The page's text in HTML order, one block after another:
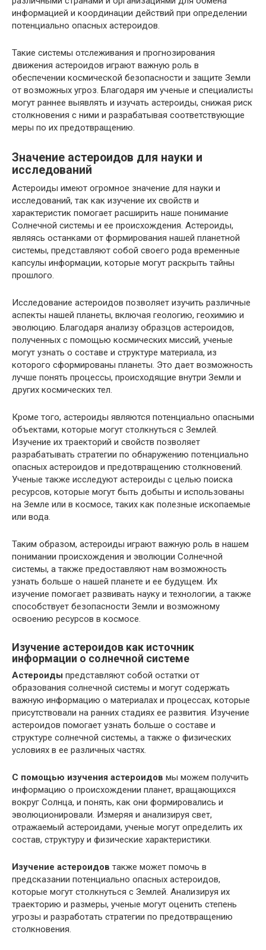
информацией и координации действий при определении
потенциально опасных астероидов.
Такие системы отслеживания и прогнозирования
движения астероидов играют важную роль в
обеспечении космической безопасности и защите Земли
от возможных угроз. Благодаря им ученые и специалисты
могут раннее выявлять и изучать астероиды, снижая риск
столкновения с ними и разрабатывая соответствующие
меры по их предотвращению.
Значение астероидов для науки и
исследований
Астероиды имеют огромное значение для науки и
исследований, так как изучение их свойств и
характеристик помогает расширить наше понимание
Солнечной системы и ее происхождения. Астероиды,
являясь останками от формирования нашей планетной
системы, представляют собой своего рода временные
капсулы информации, которые могут раскрыть тайны
прошлого.
Исследование астероидов позволяет изучить различные
аспекты нашей планеты, включая геологию, геохимию и
эволюцию. Благодаря анализу образцов астероидов,
полученных с помощью космических миссий, ученые
могут узнать о составе и структуре материала, из
которого сформированы планеты. Это дает возможность
лучше понять процессы, происходящие внутри Земли и
других космических тел.
Кроме того, астероиды являются потенциально опасными
объектами, которые могут столкнуться с Землей.
Изучение их траекторий и свойств позволяет
разрабатывать стратегии по обнаружению потенциально
опасных астероидов и предотвращению столкновений.
Ученые также исследуют астероиды с целью поиска
ресурсов, которые могут быть добыты и использованы
на Земле или в космосе, таких как полезные ископаемые
или вода.
Таким образом, астероиды играют важную роль в нашем
понимании происхождения и эволюции Солнечной
системы, а также предоставляют нам возможность
узнать больше о нашей планете и ее будущем. Их
изучение помогает развивать науку и технологии, а также
способствует безопасности Земли и возможному
освоению ресурсов в космосе.
Изучение астероидов как источник
информации о солнечной системе
Астероиды представляют собой остатки от
образования солнечной системы и могут содержать
важную информацию о материалах и процессах, которые
присутствовали на ранних стадиях ее развития. Изучение
астероидов помогает узнать больше о составе и
структуре солнечной системы, а также о физических
условиях в ее различных частях.
С помощью изучения астероидов мы можем получить
информацию о происхождении планет, вращающихся
вокруг Солнца, и понять, как они формировались и
эволюционировали. Измеряя и анализируя свет,
отражаемый астероидами, ученые могут определить их
состав, структуру и физические характеристики.
Изучение астероидов также может помочь в
предсказании потенциально опасных астероидов,
которые могут столкнуться с Землей. Анализируя их
траекторию и размеры, ученые могут оценить степень
угрозы и разработать стратегии по предотвращению
столкновения.